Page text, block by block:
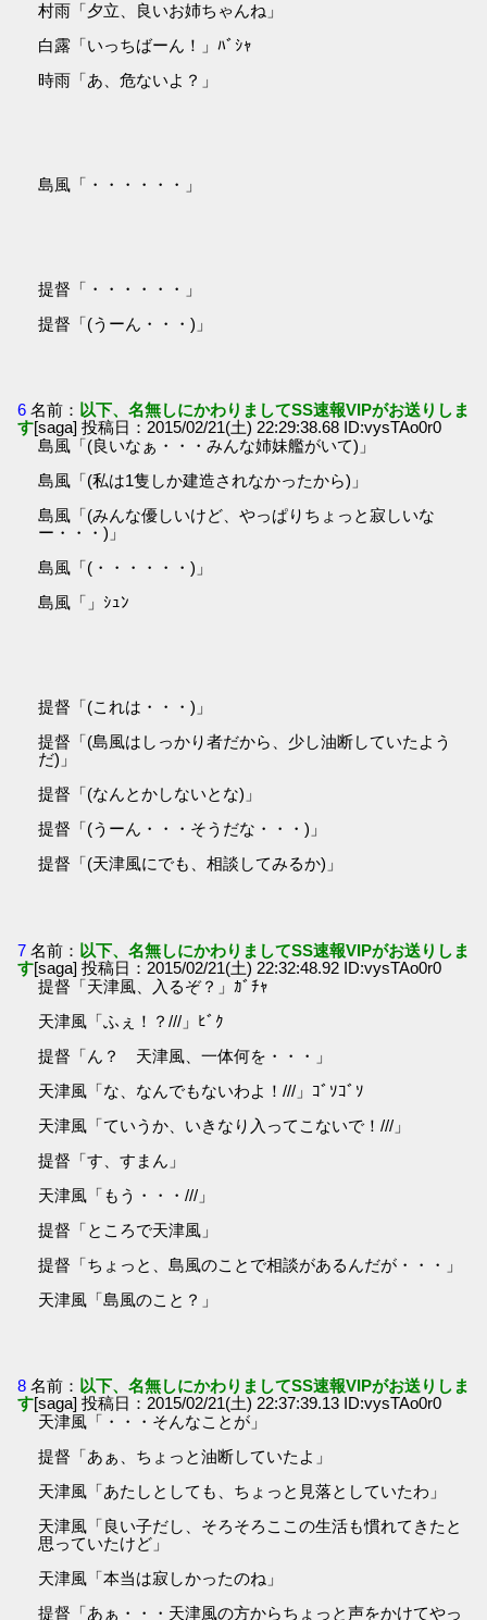
村雨「夕立、良いお姉ちゃんね」
白露「いっちばーん！」ﾊﾞｼｬ
時雨「あ、危ないよ？」
島風「・・・・・・」
提督「・・・・・・」
提督「(うーん・・・)」
6 名前： 以下、名無しにかわりましてSS速報VIPがお送りしま
す[saga] 投稿日：2015/02/21(土) 22:29:38.68 ID:vysTAo0r0
島風「(良いなぁ・・・みんな姉妹艦がいて)」
島風「(私は1隻しか建造されなかったから)」
島風「(みんな優しいけど、やっぱりちょっと寂しいな
ー・・・)」
島風「(・・・・・・)」
島風「」ｼｭﾝ
提督「(これは・・・)」
提督「(島風はしっかり者だから、少し油断していたよう
だ)」
提督「(なんとかしないとな)」
提督「(うーん・・・そうだな・・・)」
提督「(天津風にでも、相談してみるか)」
7 名前： 以下、名無しにかわりましてSS速報VIPがお送りしま
す[saga] 投稿日：2015/02/21(土) 22:32:48.92 ID:vysTAo0r0
提督「天津風、入るぞ？」ｶﾞﾁｬ
天津風「ふぇ！？///」ﾋﾞｸ
提督「ん？ 天津風、一体何を・・・」
天津風「な、なんでもないわよ！///」ｺﾞｿｺﾞｿ
天津風「ていうか、いきなり入ってこないで！///」
提督「す、すまん」
天津風「もう・・・///」
提督「ところで天津風」
提督「ちょっと、島風のことで相談があるんだが・・・」
天津風「島風のこと？」
8 名前： 以下、名無しにかわりましてSS速報VIPがお送りしま
す[saga] 投稿日：2015/02/21(土) 22:37:39.13 ID:vysTAo0r0
天津風「・・・そんなことが」
提督「あぁ、ちょっと油断していたよ」
天津風「あたしとしても、ちょっと見落としていたわ」
天津風「良い子だし、そろそろここの生活も慣れてきたと
思っていたけど」
天津風「本当は寂しかったのね」
提督「あぁ・・・天津風の方からちょっと声をかけてやっ